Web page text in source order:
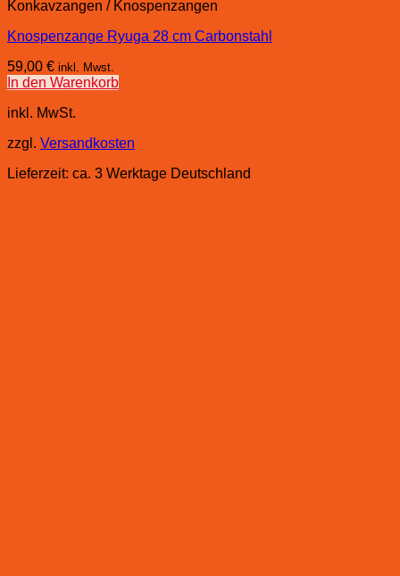
Konkavzangen / Knospenzangen
Knospenzange Ryuga 28 cm Carbonstahl
59,00 € inkl. Mwst.
In den Warenkorb
inkl. MwSt.
zzgl. Versandkosten
Lieferzeit: ca. 3 Werktage Deutschland